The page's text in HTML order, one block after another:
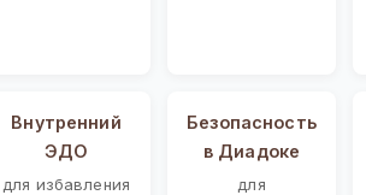
Внутренний
ЭДО
для избавления
Безопасность
в Диадоке
для